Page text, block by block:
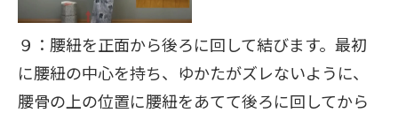
９：腰紐を正面から後ろに回して結びます。最初
に腰紐の中心を持ち、ゆかたがズレないように、
腰骨の上の位置に腰紐をあてて後ろに回してから